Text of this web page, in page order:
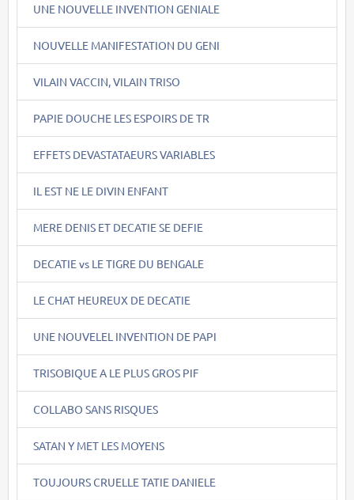
UNE NOUVELLE INVENTION GENIALE
NOUVELLE MANIFESTATION DU GENI
VILAIN VACCIN, VILAIN TRISO
PAPIE DOUCHE LES ESPOIRS DE TR
EFFETS DEVASTATAEURS VARIABLES
IL EST NE LE DIVIN ENFANT
MERE DENIS ET DECATIE SE DEFIE
DECATIE vs LE TIGRE DU BENGALE
LE CHAT HEUREUX DE DECATIE
UNE NOUVELEL INVENTION DE PAPI
TRISOBIQUE A LE PLUS GROS PIF
COLLABO SANS RISQUES
SATAN Y MET LES MOYENS
TOUJOURS CRUELLE TATIE DANIELE